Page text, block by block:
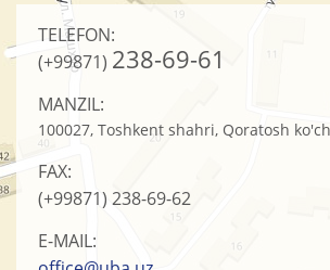
TELEFON:
(+99871) 238-69-61
MANZIL:
100027, Toshkent shahri, Qoratosh
FAX:
(+99871) 238-69-62
E-MAIL: